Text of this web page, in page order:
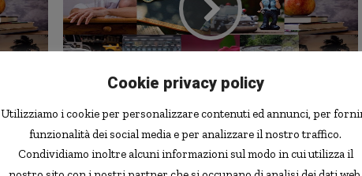
Cookie privacy policy
Utilizziamo i cookie per personalizzare contenuti ed annunci, per
funzionalità dei social media e per analizzare il nostro traffico.
Condividiamo inoltre alcuni informazioni sul modo in cui utilizza il